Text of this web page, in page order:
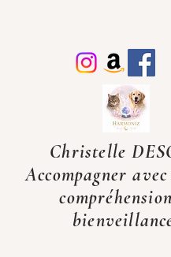
Christelle
Accompagner